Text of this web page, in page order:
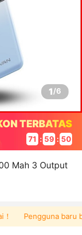
1/6
TERBATAS
71 : 59 : 50
Mah 3 Output
Pengguna baru